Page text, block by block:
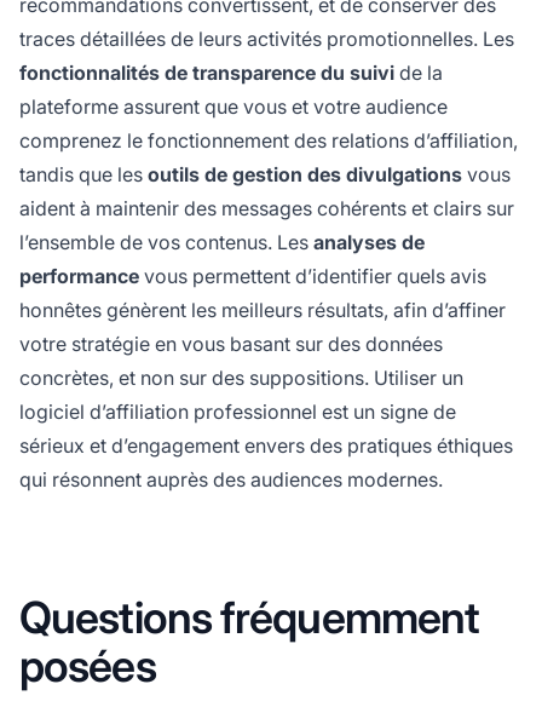
recommandations convertissent, et de conserver des
traces détaillées de leurs activités promotionnelles. Les
fonctionnalités de transparence du suivi de la
plateforme assurent que vous et votre audience
comprenez le fonctionnement des relations d’affiliation,
tandis que les outils de gestion des divulgations vous
aident à maintenir des messages cohérents et clairs sur
l’ensemble de vos contenus. Les analyses de
performance vous permettent d’identifier quels avis
honnêtes génèrent les meilleurs résultats, afin d’affiner
votre stratégie en vous basant sur des données
concrètes, et non sur des suppositions. Utiliser un
logiciel d’affiliation professionnel est un signe de
sérieux et d’engagement envers des pratiques éthiques
qui résonnent auprès des audiences modernes.
Questions fréquemment
posées